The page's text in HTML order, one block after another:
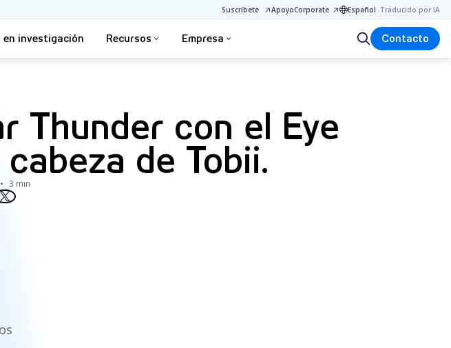
Suscríbete ApoyoCorporate Español· Traducido por IA
investigación Recursos Empresa Contacto
Thunder con el Eye
de Tobii.
3 min